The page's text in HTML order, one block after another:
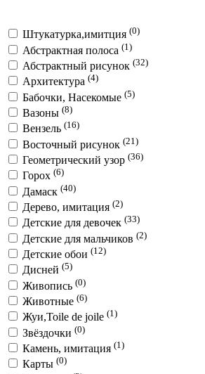
Штукатурка,имитция (0)
Абстрактная полоса (1)
Абстрактный рисунок (32)
Архитектура (4)
Бабочки, Насекомые (5)
Вазоны (8)
Вензель (16)
Восточный рисунок (21)
Геометрический узор (36)
Горох (6)
Дамаск (40)
Дерево, имитация (2)
Детские для девочек (33)
Детские для мальчиков (2)
Детские обои (12)
Дисней (5)
Живопись (0)
Животные (6)
Жуи,Toile de joile (1)
Звёздочки (0)
Камень, имитация (1)
Карты (0)